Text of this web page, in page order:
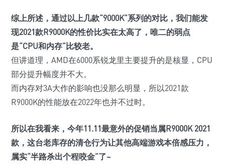
综上所述，通过以上几款“9000K”系列的对比，我们能发
现2021款R9000K的性价比实在太高了，唯二的弱点
是“CPU和内存”比较老。
但讲道理，AMD在6000系锐龙里主要提升的是核显，CPU
部分提升幅度并不大。
而内存对3A大作的影响也没那么明显，所以2021款
R9000K的性能放在2022年也并不过时。
所以在我看来，今年11.11最意外的促销当属R9000K 2021
款，这台老库存的清仓行为让其他高端游戏本倍感压力，
属实“半路杀出个程咬金”了~